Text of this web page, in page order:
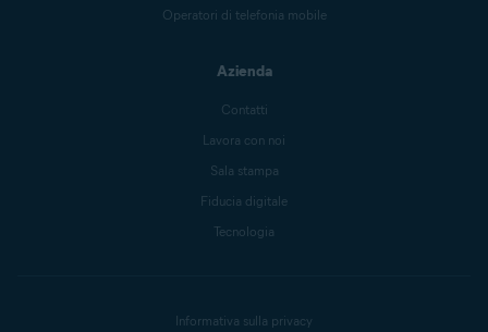
Operatori di telefonia mobile
Azienda
Contatti
Lavora con noi
Sala stampa
Fiducia digitale
Tecnologia
Informativa sulla privacy